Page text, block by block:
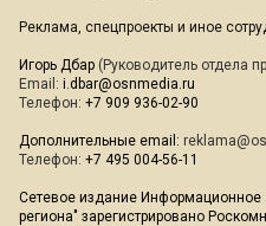
Реклама, спецпроекты и иное
Игорь Дбар (Руководитель отдела
Email: i.dbar@osnmedia.ru
Телефон: +7 909 936-02-90
Дополнительные email:
Телефон: +7 495 004-56-11
Сетевое издание Информационное
региона" зарегистрировано